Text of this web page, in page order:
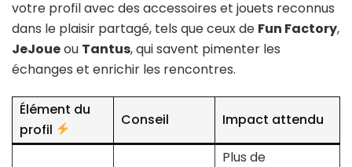
votre profil avec des accessoires et jouets reconnus
dans le plaisir partagé, tels que ceux de Fun Factory,
JeJoueou Tantus, qui savent pimenter les
échanges et enrichir les rencontres.
Élément du
profil
Conseil Impact attendu
Plus de